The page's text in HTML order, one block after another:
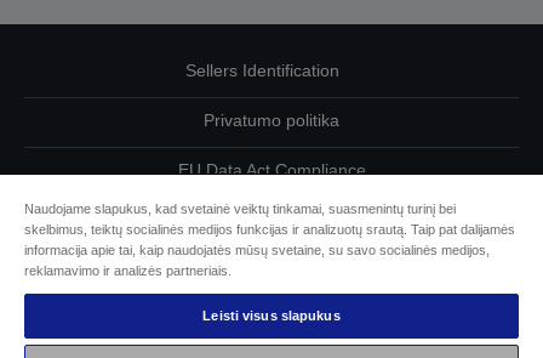
Sellers Identification
Privatumo politika
EU Data Act Compliance
Susisiekite su mumis dėl savo duomenų
Cookie Information
„Epson“ įsipareigojimas dėl prieinamumo
Naudojame slapukus, kad svetainė veiktų tinkamai, suasmenintų turinį bei
skelbimus, teiktų socialinės medijos funkcijas ir analizuotų srautą. Taip pat dalijamės
informacija apie tai, kaip naudojatės mūsų svetaine, su savo socialinės medijos,
reklamavimo ir analizės partneriais.
Leisti visus slapukus